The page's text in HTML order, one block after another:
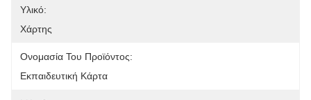
Υλικό:
Χάρτης
Ονομασία Του Προϊόντος:
Εκπαιδευτική Κάρτα